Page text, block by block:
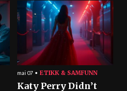
mai 07 ETIKK & SAMFUNN
Katy Perry Didn’t